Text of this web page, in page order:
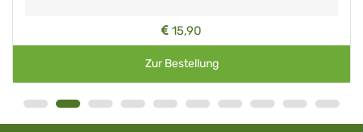
15,90
Zur Bestellung